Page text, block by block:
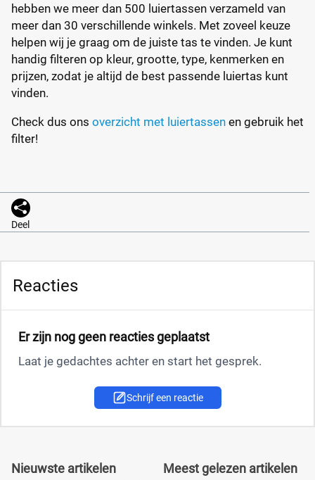
hebben we meer dan 500 luiertassen verzameld van
meer dan 30 verschillende winkels. Met zoveel keuze
helpen wij je graag om de juiste tas te vinden. Je kunt
handig filteren op kleur, grootte, type, kenmerken en
prijzen, zodat je altijd de best passende luiertas kunt
vinden.
Check dus ons overzicht met luiertassen en gebruik het
filter!
Deel
Reacties
Er zijn nog geen reacties geplaatst
Laat je gedachtes achter en start het gesprek.
Schrijf een reactie
Nieuwste artikelen Meest gelezen artikelen